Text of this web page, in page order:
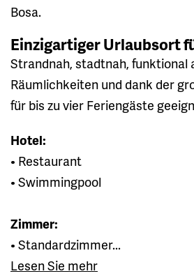
Bosa.
Einzigartiger Urlaubsort
Strandnah, stadtnah, funktional
Räumlichkeiten und dank der
für bis zu vier Feriengäste
Hotel:
• Restaurant
• Swimmingpool
Zimmer:
• Standardzimmer...
Lesen Sie mehr